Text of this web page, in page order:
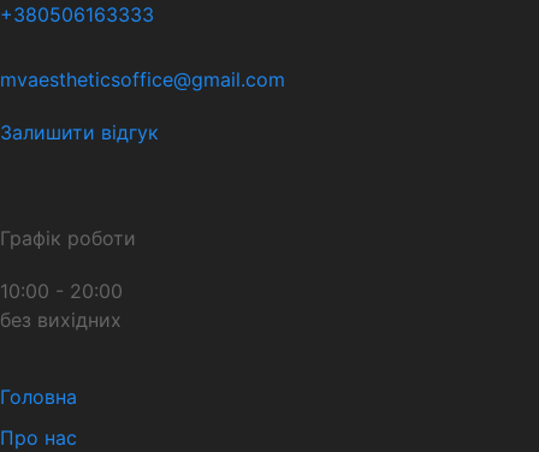
+380506163333
mvaestheticsoffice@gmail.com
Залишити відгук
Графік роботи
10:00 - 20:00
без вихідних
Головна
Про нас